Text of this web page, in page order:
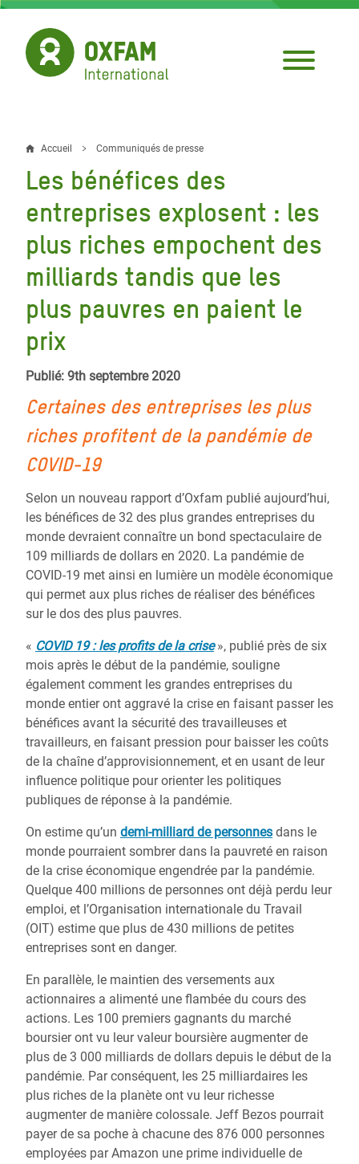
Aller
contenu
principal
Fil
d'Ariane
Accueil Communiqués de presse
Les bénéfices des
entreprises explosent : les
plus riches empochent des
milliards tandis que les
plus pauvres en paient le
prix
Publié: 9th septembre 2020
Certaines des entreprises les plus
riches profitent de la pandémie de
COVID-19
Selon un nouveau rapport d’Oxfam publié aujourd’hui,
les bénéfices de 32 des plus grandes entreprises du
monde devraient connaître un bond spectaculaire de
109 milliards de dollars en 2020. La pandémie de
COVID-19 met ainsi en lumière un modèle économique
qui permet aux plus riches de réaliser des bénéfices
sur le dos des plus pauvres.
« COVID 19 : les profits de la crise », publié près de six
mois après le début de la pandémie, souligne
également comment les grandes entreprises du
monde entier ont aggravé la crise en faisant passer les
bénéfices avant la sécurité des travailleuses et
travailleurs, en faisant pression pour baisser les coûts
de la chaîne d’approvisionnement, et en usant de leur
influence politique pour orienter les politiques
publiques de réponse à la pandémie.
On estime qu’un demi-milliard de personnes dans le
monde pourraient sombrer dans la pauvreté en raison
de la crise économique engendrée par la pandémie.
Quelque 400 millions de personnes ont déjà perdu leur
emploi, et l’Organisation internationale du Travail
(OIT) estime que plus de 430 millions de petites
entreprises sont en danger.
En parallèle, le maintien des versements aux
actionnaires a alimenté une flambée du cours des
actions. Les 100 premiers gagnants du marché
boursier ont vu leur valeur boursière augmenter de
plus de 3 000 milliards de dollars depuis le début de la
pandémie. Par conséquent, les 25 milliardaires les
plus riches de la planète ont vu leur richesse
augmenter de manière colossale. Jeff Bezos pourrait
payer de sa poche à chacune des 876 000 personnes
employées par Amazon une prime individuelle de